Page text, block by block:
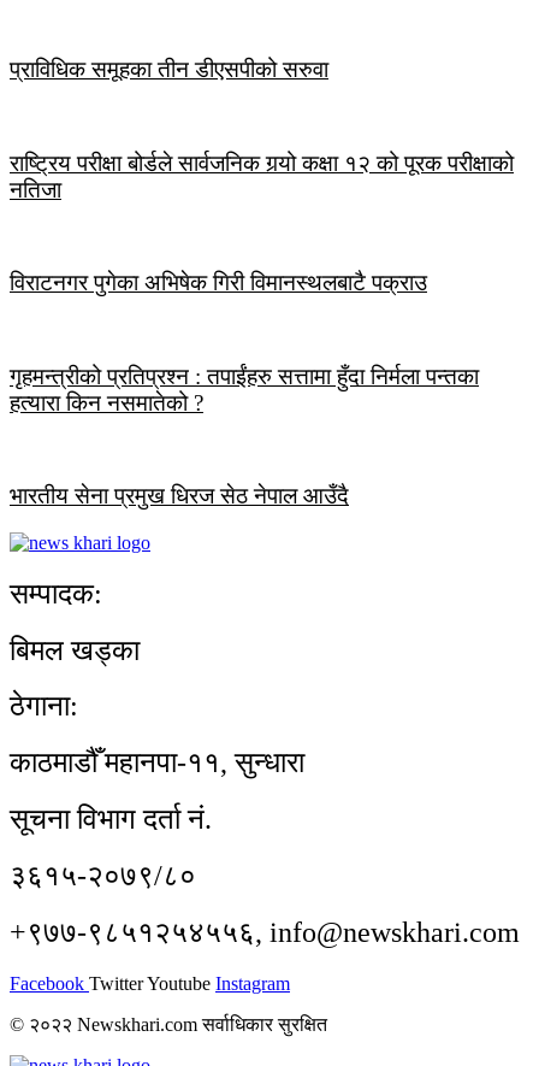
प्राविधिक समूहका तीन डीएसपीको सरुवा
राष्ट्रिय परीक्षा बोर्डले सार्वजनिक गर्‍यो कक्षा १२ को पूरक परीक्षाको
नतिजा
विराटनगर पुगेका अभिषेक गिरी विमानस्थलबाटै पक्राउ
गृहमन्त्रीको प्रतिप्रश्न : तपाईंहरु सत्तामा हुँदा निर्मला पन्तका
हत्यारा किन नसमातेको ?
भारतीय सेना प्रमुख धिरज सेठ नेपाल आउँदै
सम्पादक:
बिमल खड्का
ठेगाना:
काठमाडौँ महानपा-११, सुन्धारा
सूचना विभाग दर्ता नं.
३६१५-२०७९/८०
+९७७-९८५१२५४५५६, info@newskhari.com
Facebook TwitterYoutube Instagram
© २०२२ Newskhari.com सर्वाधिकार सुरक्षित